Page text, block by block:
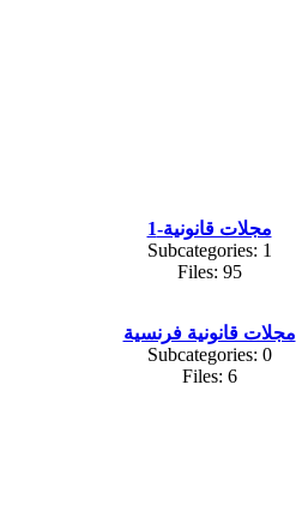
مجلات قانونية-1
Subcategories: 1
Files: 95
مجلات قانونية فرنسية
Subcategories: 0
Files: 6